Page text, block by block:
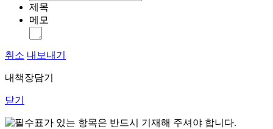
제목
메모
취소 내보내기
내책장담기
닫기
표가 있는 항목은 반드시 기재해 주셔야 합니다.